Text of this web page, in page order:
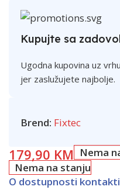
Kupujte sa
Ugodna kupovina uz
jer zaslužujete najbolje.
Brend: Fixtec
179,90 KM
Nema
Nema na stanju
O dostupnosti